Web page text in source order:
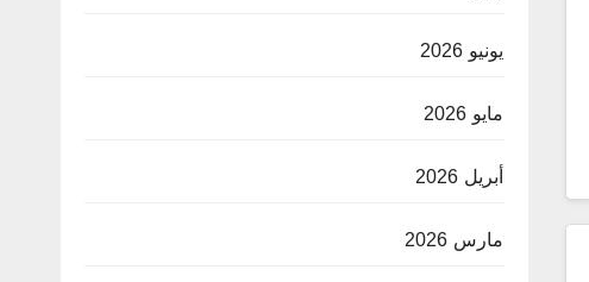
يونيو 2026
مايو 2026
أبريل 2026
مارس 2026